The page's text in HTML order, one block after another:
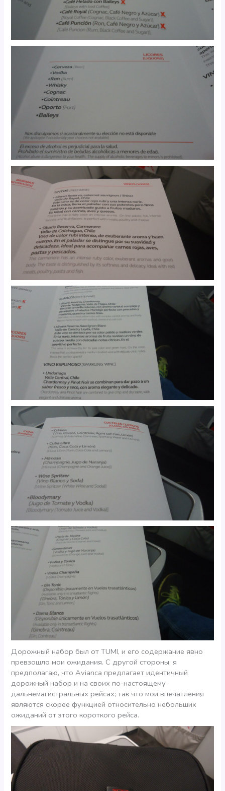
Дорожный набор был от TUMI, и его содержание явно
превзошло мои ожидания. С другой стороны, я
предполагаю, что Avianca предлагает идентичный
дорожный набор и на своих по-настоящему
дальнемагистральных рейсах; так что мои впечатления
являются скорее функцией относительно небольших
ожиданий от этого короткого рейса.